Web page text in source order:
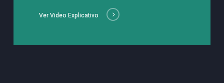
Ver Video Explicativo